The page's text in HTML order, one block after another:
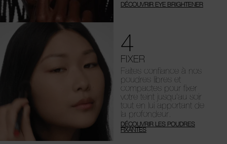
DÉCOUVRIR EYE BRIGHTENER
4
FIXER
Faites confiance à nos
poudres libres et
compactes pour fixer
votre teint jusqu’au soir
tout en lui apportant de
la profondeur.
DÉCOUVRIR LES POUDRES
FIXANTES